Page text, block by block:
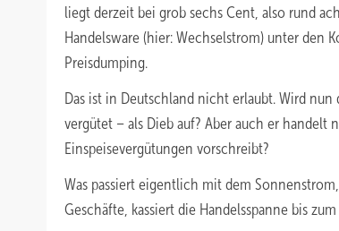
liegt derzeit bei grob sechs Cent, also rund
Handelsware (hier: Wechselstrom) unter den
Preisdumping.
Das ist in Deutschland nicht erlaubt. Wird
vergütet – als Dieb auf? Aber auch er handelt
Einspeisevergütungen vorschreibt?
Was passiert eigentlich mit dem
Geschäfte, kassiert die Handelsspanne bis